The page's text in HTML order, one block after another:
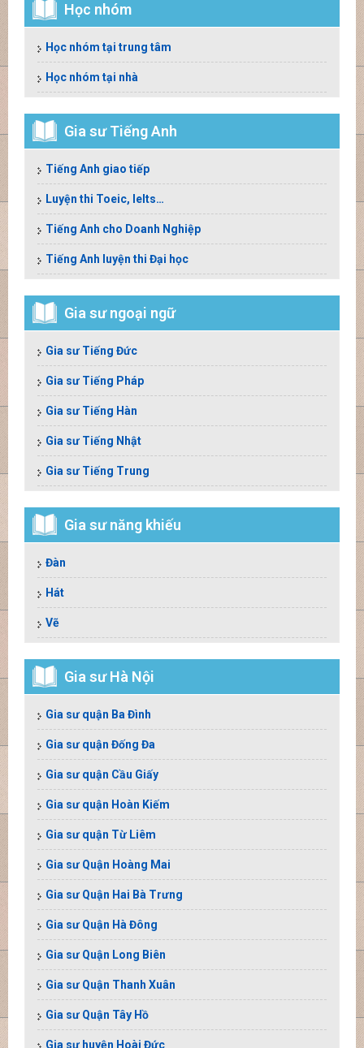
Học nhóm
Học nhóm tại trung tâm
Học nhóm tại nhà
Gia sư Tiếng Anh
Tiếng Anh giao tiếp
Luyện thi Toeic, Ielts…
Tiếng Anh cho Doanh Nghiệp
Tiếng Anh luyện thi Đại học
Gia sư ngoại ngữ
Gia sư Tiếng Đức
Gia sư Tiếng Pháp
Gia sư Tiếng Hàn
Gia sư Tiếng Nhật
Gia sư Tiếng Trung
Gia sư năng khiếu
Đàn
Hát
Vẽ
Gia sư Hà Nội
Gia sư quận Ba Đình
Gia sư quận Đống Đa
Gia sư quận Cầu Giấy
Gia sư quận Hoàn Kiếm
Gia sư quận Từ Liêm
Gia sư Quận Hoàng Mai
Gia sư Quận Hai Bà Trưng
Gia sư Quận Hà Đông
Gia sư Quận Long Biên
Gia sư Quận Thanh Xuân
Gia sư Quận Tây Hồ
Gia sư huyện Hoài Đức